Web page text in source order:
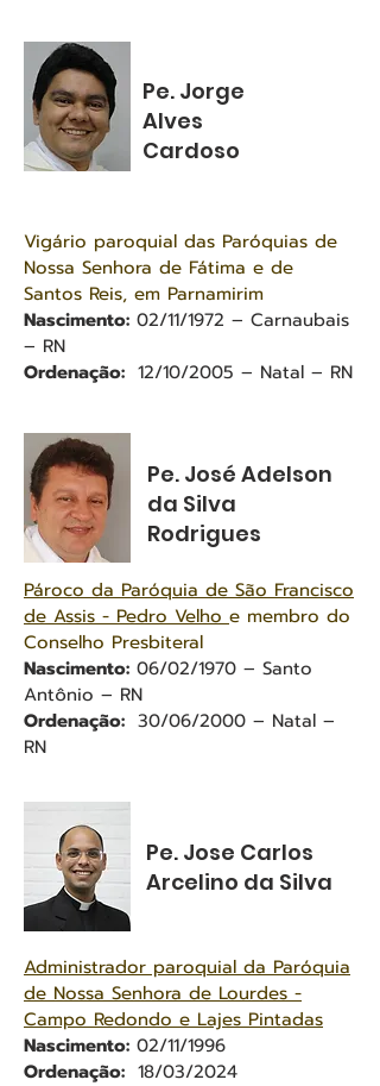
Pe. Jorge
Alves
Cardoso
Vigário paroquial das Paróquias de
Nossa Senhora de Fátima e de
Santos Reis, em Parnamirim
Nascimento: 02/11/1972 – Carnaubais
– RN
Ordenação: 12/10/2005 – Natal – RN
Pe. José Adelson
da Silva
Rodrigues
Pároco da Paróquia de São Francisco
de Assis - Pedro Velho e membro do
Conselho Presbiteral
Nascimento: 06/02/1970 – Santo
Antônio – RN
Ordenação: 30/06/2000 – Natal –
RN
Pe. Jose Carlos
Arcelino da Silva
Administrador paroquial da Paróquia
de Nossa Senhora de Lourdes -
Campo Redondo e Lajes Pintadas
Nascimento: 02/11/1996
Ordenação: 18/03/2024